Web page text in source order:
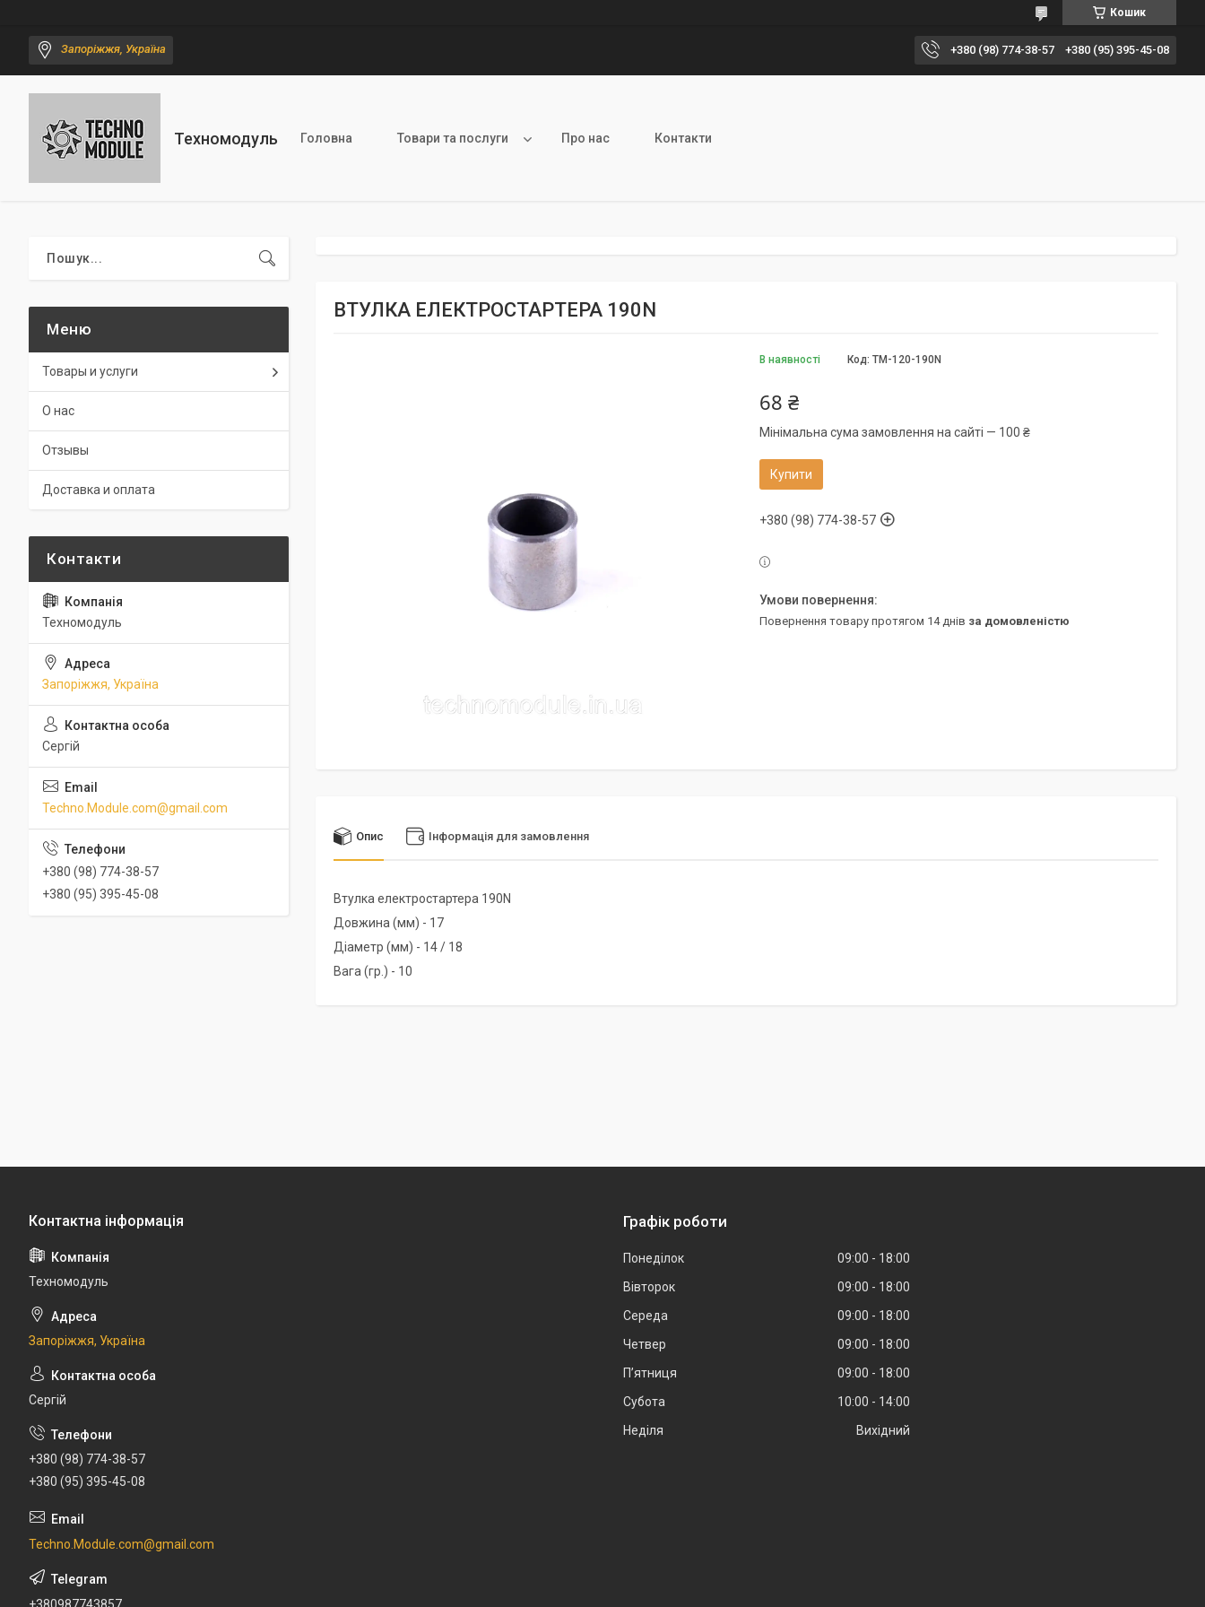
Кошик
Запоріжжя, Україна +380 (98) 774-38-57 +380 (95) 395-45-08
Техномодуль Головна Товари та послуги Про нас Контакти
ВТУЛКА ЕЛЕКТРОСТАРТЕРА 190N
В наявності Код: TM-120-190N
68 ₴
Мінімальна сума замовлення на сайті — 100 ₴
Купити
+380 (98) 774-38-57
повернення товару протягом 14 днів за домовленістю
Опис Інформація для замовлення
Втулка електростартера 190N
Довжина (мм) - 17
Діаметр (мм) - 14 / 18
Вага (гр.) - 10
Товары и услуги
О нас
Отзывы
Доставка и оплата
Техномодуль
Запоріжжя, Україна
Сергій
Techno.Module.com@gmail.com
+380 (98) 774-38-57
+380 (95) 395-45-08
Техномодуль
Запоріжжя, Україна
Сергій
+380 (98) 774-38-57
+380 (95) 395-45-08
Techno.Module.com@gmail.com
+380987743857
Графік роботи
Понеділок 09:00
18:00
Вівторок
09:00
18:00
Середа
09:00
18:00
Четвер
09:00
18:00
Пʼятниця
09:00
18:00
Субота
10:00
14:00
Неділя
Вихідний